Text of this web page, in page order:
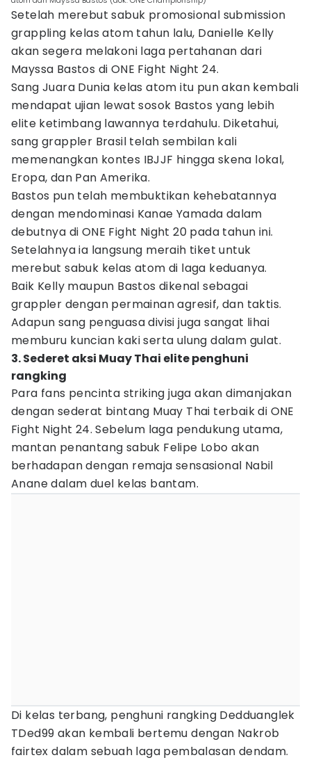
Setelah merebut sabuk promosional submission
grappling kelas atom tahun lalu, Danielle Kelly
akan segera melakoni laga pertahanan dari
Mayssa Bastos di ONE Fight Night 24.
Sang Juara Dunia kelas atom itu pun akan kembali
mendapat ujian lewat sosok Bastos yang lebih
elite ketimbang lawannya terdahulu. Diketahui,
sang grappler Brasil telah sembilan kali
memenangkan kontes IBJJF hingga skena lokal,
Eropa, dan Pan Amerika.
Bastos pun telah membuktikan kehebatannya
dengan mendominasi Kanae Yamada dalam
debutnya di ONE Fight Night 20 pada tahun ini.
Setelahnya ia langsung meraih tiket untuk
merebut sabuk kelas atom di laga keduanya.
Baik Kelly maupun Bastos dikenal sebagai
grappler dengan permainan agresif, dan taktis.
Adapun sang penguasa divisi juga sangat lihai
memburu kuncian kaki serta ulung dalam gulat.
3. Sederet aksi Muay Thai elite penghuni
rangking
Para fans pencinta striking juga akan dimanjakan
dengan sederat bintang Muay Thai terbaik di ONE
Fight Night 24. Sebelum laga pendukung utama,
mantan penantang sabuk Felipe Lobo akan
berhadapan dengan remaja sensasional Nabil
Anane dalam duel kelas bantam.
Di kelas terbang, penghuni rangking Dedduanglek
TDed99 akan kembali bertemu dengan Nakrob
fairtex dalam sebuah laga pembalasan dendam.